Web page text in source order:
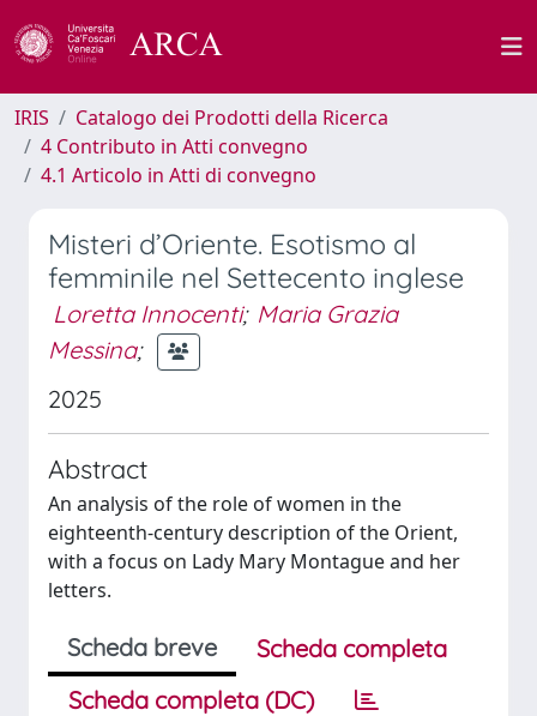
IRIS
Catalogo dei Prodotti della Ricerca
4 Contributo in Atti convegno
4.1 Articolo in Atti di convegno
Misteri d’Oriente. Esotismo al
femminile nel Settecento inglese
Loretta Innocenti; Maria Grazia
Messina;
2025
Abstract
An analysis of the role of women in the
eighteenth-century description of the Orient,
with a focus on Lady Mary Montague and her
letters.
Scheda breve
Scheda completa
Scheda completa (DC)